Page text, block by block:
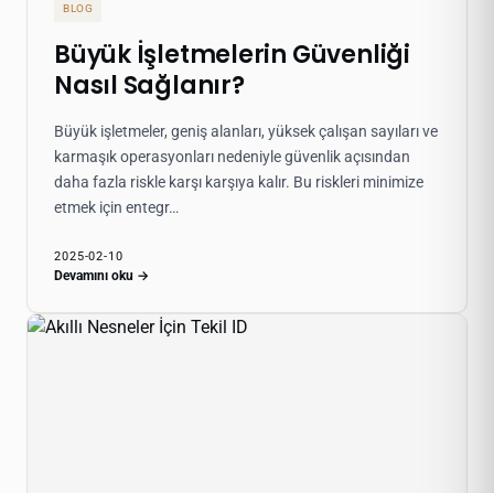
BLOG
Büyük İşletmelerin Güvenliği
Nasıl Sağlanır?
Büyük işletmeler, geniş alanları, yüksek çalışan sayıları ve
karmaşık operasyonları nedeniyle güvenlik açısından
daha fazla riskle karşı karşıya kalır. Bu riskleri minimize
etmek için entegr…
2025-02-10
Devamını oku →